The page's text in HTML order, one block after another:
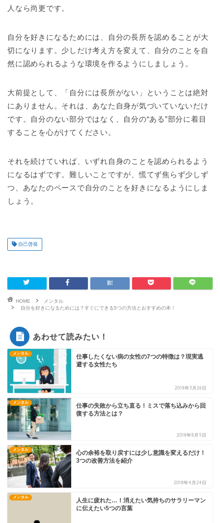
人なら尚更です。
自分を好きになるためには、自分の長所を認めることが大
切になります。少しだけ考え方を変えて、自分のことを自
然に認められるような環境を作るようにしましょう。
大前提として、「自分には長所がない」ということは絶対
にありません。それは、あなた自身が気づいていないだけ
です。自分のない部分ではなく、自分の“ある”部分に着目
することを心がけてください。
それを続けていれば、いずれ自身のことを認められるよう
になるはずです。難しいことですが、慌てず焦らず少しず
つ、あなたのペースで自分のことを好きになるようにしま
しょう。
自己啓発
HOME
メンタル
自分を好きになるためには？すぐにできる5つの方法とおすすめの本！
あわせて読みたい！
メンタル
仕事したくない病の女性の7つの特徴は？現実逃
避する女性たち
2018年3月26日
メンタル
仕事の失敗から立ち直る！ミスで落ち込みから回
復する方法とは？
2018年8月5日
メンタル
心の余裕を取り戻すには少し意識を変えるだけ！
3つの改善方法を紹介
2018年4月24日
メンタル
人生に疲れた…！消えたい気持ちのサラリーマン
に伝えたい5つの言葉